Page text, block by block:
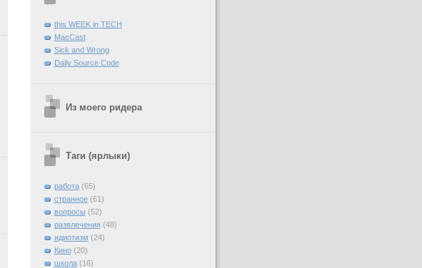
this WEEK in TECH
MacCast
Sick and Wrong
Daily Source Code
Из моего ридера
Таги (ярлыки)
работа (65)
странное (61)
вопросы (52)
развлечения (48)
идиотизм (24)
Кино (20)
школа (16)